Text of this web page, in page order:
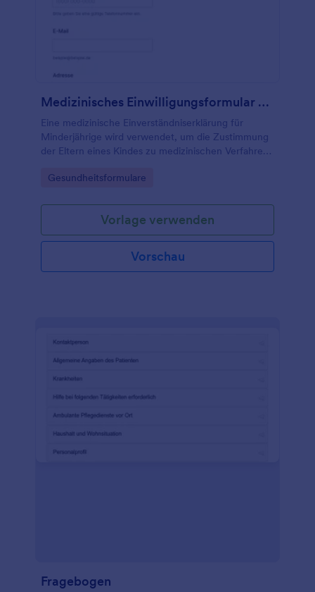
Medizinisches Einwilligungsformular Für Kinder
Eine medizinische Einverständniserklärung für
Minderjährige wird verwendet, um die Zustimmung
der Eltern eines Kindes zu medizinischen Verfahren,
Go to Category:
Gesundheitsformulare
Vorlage verwenden
Vorschau
Fragebogen